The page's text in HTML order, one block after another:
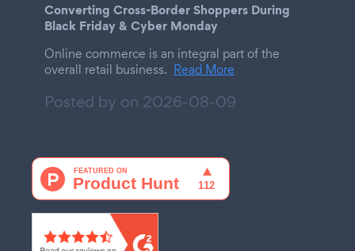
Converting Cross-Border Shoppers During
Black Friday & Cyber Monday
Online commerce is an integral part of the
overall retail business. Read More
Posted by on 2026-08-09